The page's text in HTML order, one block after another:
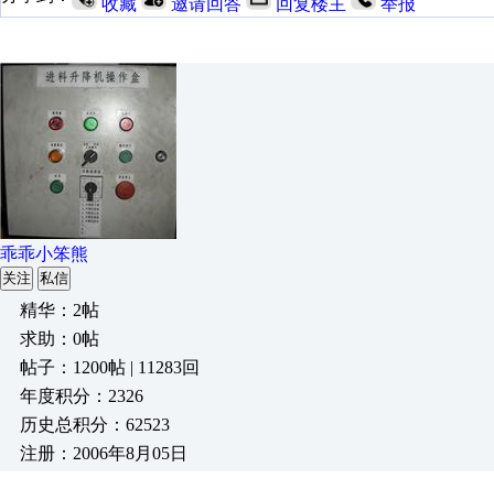
收藏 邀请回答 回复楼主 举报
乖乖小笨熊
关注 私信
精华：2帖
求助：0帖
帖子：1200帖 | 11283回
年度积分：2326
历史总积分：62523
注册：2006年8月05日